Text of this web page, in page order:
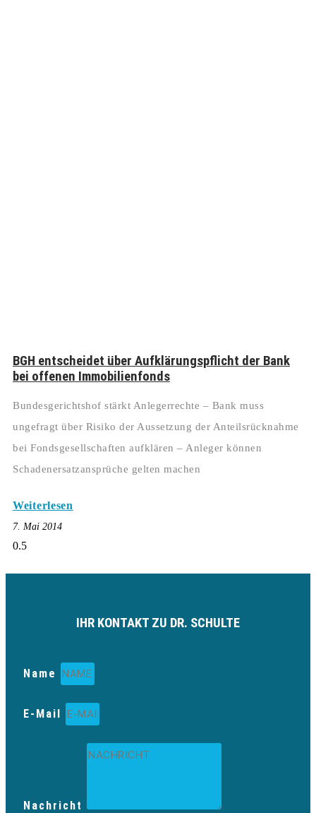
BGH entscheidet über Aufklärungspflicht der Bank
bei offenen Immobilienfonds
Bundesgerichtshof stärkt Anlegerrechte – Bank muss
ungefragt über Risiko der Aussetzung der Anteilsrücknahme
bei Fondsgesellschaften aufklären – Anleger können
Schadenersatzansprüche gelten machen
Weiterlesen
7. Mai 2014
IHR KONTAKT ZU DR. SCHULTE
Name
E-Mail
Nachricht